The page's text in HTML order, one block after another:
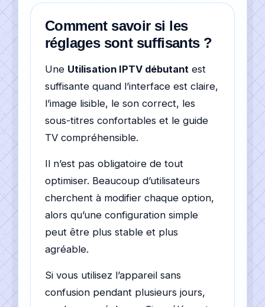
Comment savoir si les
réglages sont suffisants ?
Une Utilisation IPTV débutant est
suffisante quand l’interface est claire,
l’image lisible, le son correct, les
sous-titres confortables et le guide
TV compréhensible.
Il n’est pas obligatoire de tout
optimiser. Beaucoup d’utilisateurs
cherchent à modifier chaque option,
alors qu’une configuration simple
peut être plus stable et plus
agréable.
Si vous utilisez l’appareil sans
confusion pendant plusieurs jours,